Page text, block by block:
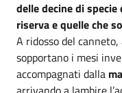
delle decine di specie
riserva e quelle che
A ridosso del
sopportano i mesi
accompagnati dalla